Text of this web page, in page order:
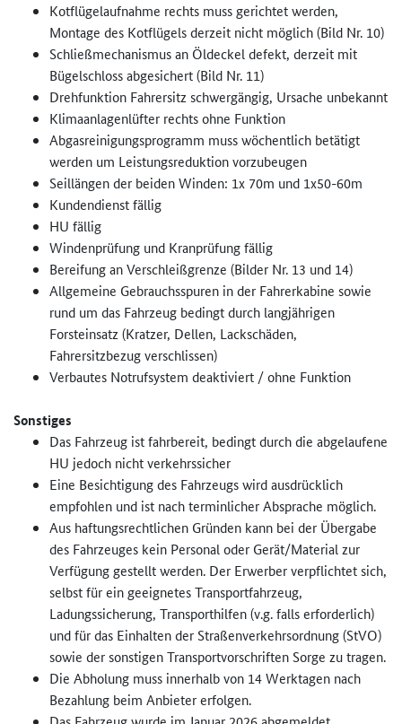
Kotflügelaufnahme rechts muss gerichtet werden,
Montage des Kotflügels derzeit nicht möglich (Bild Nr. 10)
Schließmechanismus an Öldeckel defekt, derzeit mit
Bügelschloss abgesichert (Bild Nr. 11)
Drehfunktion Fahrersitz schwergängig, Ursache unbekannt
Klimaanlagenlüfter rechts ohne Funktion
Abgasreinigungsprogramm muss wöchentlich betätigt
werden um Leistungsreduktion vorzubeugen
Seillängen der beiden Winden: 1x 70m und 1x50-60m
Kundendienst fällig
HU fällig
Windenprüfung und Kranprüfung fällig
Bereifung an Verschleißgrenze (Bilder Nr. 13 und 14)
Allgemeine Gebrauchsspuren in der Fahrerkabine sowie
rund um das Fahrzeug bedingt durch langjährigen
Forsteinsatz (Kratzer, Dellen, Lackschäden,
Fahrersitzbezug verschlissen)
Verbautes Notrufsystem deaktiviert / ohne Funktion
Sonstiges
Das Fahrzeug ist fahrbereit, bedingt durch die abgelaufene
HU jedoch nicht verkehrssicher
Eine Besichtigung des Fahrzeugs wird ausdrücklich
empfohlen und ist nach terminlicher Absprache möglich.
Aus haftungsrechtlichen Gründen kann bei der Übergabe
des Fahrzeuges kein Personal oder Gerät/Material zur
Verfügung gestellt werden. Der Erwerber verpflichtet sich,
selbst für ein geeignetes Transportfahrzeug,
Ladungssicherung, Transporthilfen (v.g. falls erforderlich)
und für das Einhalten der Straßenverkehrsordnung (StVO)
sowie der sonstigen Transportvorschriften Sorge zu tragen.
Die Abholung muss innerhalb von 14 Werktagen nach
Bezahlung beim Anbieter erfolgen.